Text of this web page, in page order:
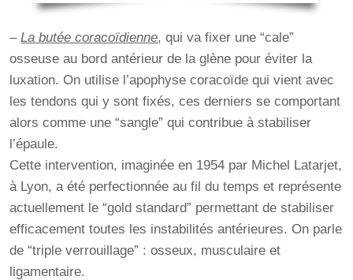
–La butée coracoïdienne, qui va fixer une “cale”
osseuse au bord antérieur de la glène pour éviter la
luxation. On utilise l’apophyse coracoïde qui vient avec
les tendons qui y sont fixés, ces derniers se comportant
alors comme une “sangle” qui contribue à stabiliser
l’épaule.
Cette intervention, imaginée en 1954 par Michel Latarjet,
à Lyon, a été perfectionnée au fil du temps et représente
actuellement le “gold standard” permettant de stabiliser
efficacement toutes les instabilités antérieures. On parle
de “triple verrouillage” : osseux, musculaire et
ligamentaire.